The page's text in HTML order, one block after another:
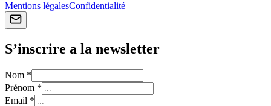
Mentions légalesConfidentialité
S’inscrire a la newsletter
Nom *
Prénom *
Email *